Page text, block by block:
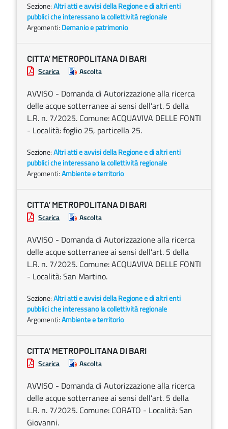
Sezione:Altri atti e avvisi della Regione e di altri enti
pubblici che interessano la collettività regionale
Argomenti: Demanio e patrimonio
CITTA’ METROPOLITANA DI BARI
Scarica Ascolta
AVVISO - Domanda di Autorizzazione alla ricerca
delle acque sotterranee ai sensi dell’art. 5 della
L.R. n. 7/2025. Comune: ACQUAVIVA DELLE FONTI
- Località: foglio 25, particella 25.
Sezione:Altri atti e avvisi della Regione e di altri enti
pubblici che interessano la collettività regionale
Argomenti:Ambiente e territorio
CITTA’ METROPOLITANA DI BARI
Scarica Ascolta
AVVISO - Domanda di Autorizzazione alla ricerca
delle acque sotterranee ai sensi dell’art. 5 della
L.R. n. 7/2025. Comune: ACQUAVIVA DELLE FONTI
- Località: San Martino.
Sezione:Altri atti e avvisi della Regione e di altri enti
pubblici che interessano la collettività regionale
Argomenti:Ambiente e territorio
CITTA’ METROPOLITANA DI BARI
Scarica Ascolta
AVVISO - Domanda di Autorizzazione alla ricerca
delle acque sotterranee ai sensi dell’art. 5 della
L.R. n. 7/2025. Comune: CORATO - Località: San
Giovanni.